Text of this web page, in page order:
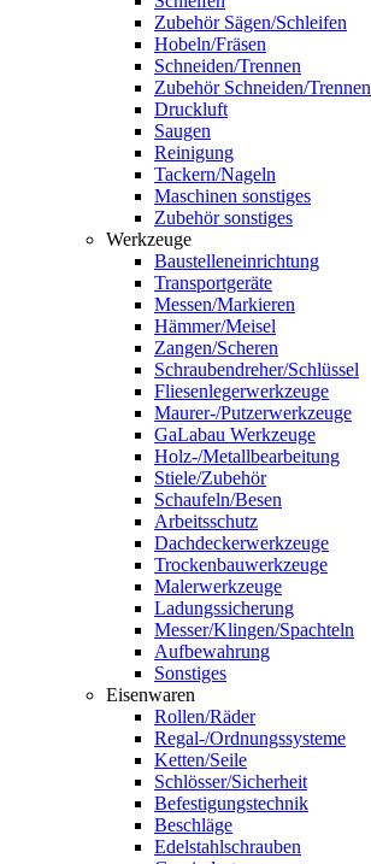
Zubehör Sägen/Schleifen
Hobeln/Fräsen
Schneiden/Trennen
Zubehör Schneiden/Trennen
Druckluft
Saugen
Reinigung
Tackern/Nageln
Maschinen sonstiges
Zubehör sonstiges
Werkzeuge
Baustelleneinrichtung
Transportgeräte
Messen/Markieren
Hämmer/Meisel
Zangen/Scheren
Schraubendreher/Schlüssel
Fliesenlegerwerkzeuge
Maurer-/Putzerwerkzeuge
GaLabau Werkzeuge
Holz-/Metallbearbeitung
Stiele/Zubehör
Schaufeln/Besen
Arbeitsschutz
Dachdeckerwerkzeuge
Trockenbauwerkzeuge
Malerwerkzeuge
Ladungssicherung
Messer/Klingen/Spachteln
Aufbewahrung
Sonstiges
Eisenwaren
Rollen/Räder
Regal-/Ordnungssysteme
Ketten/Seile
Schlösser/Sicherheit
Befestigungstechnik
Beschläge
Edelstahlschrauben